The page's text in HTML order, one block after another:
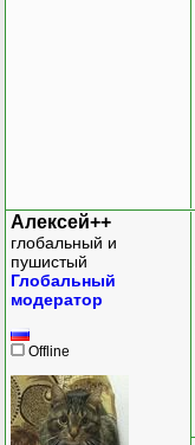
Алексей++
глобальный и
пушистый
Глобальный
модератор
Offline